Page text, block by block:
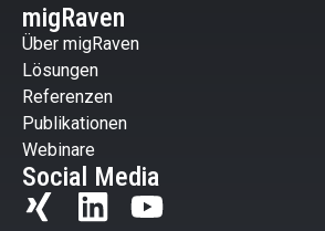
migRaven
Über migRaven
Lösungen
Referenzen
Publikationen
Webinare
Social Media